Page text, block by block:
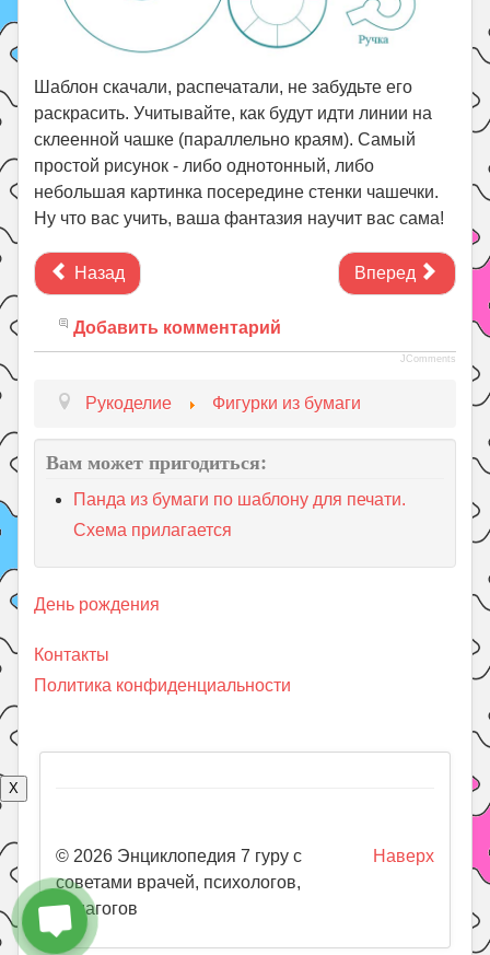
Шаблон скачали, распечатали, не забудьте его
раскрасить. Учитывайте, как будут идти линии на
склеенной чашке (параллельно краям). Самый
простой рисунок - либо однотонный, либо
небольшая картинка посередине стенки чашечки.
Ну что вас учить, ваша фантазия научит вас сама!
Назад Вперед
Добавить комментарий
JComments
Рукоделие Фигурки из бумаги
Вам может пригодиться:
Панда из бумаги по шаблону для печати.
Схема прилагается
День рождения
Контакты
Политика конфиденциальности
X
Наверх
© 2026 Энциклопедия 7 гуру с
советами врачей, психологов,
педагогов